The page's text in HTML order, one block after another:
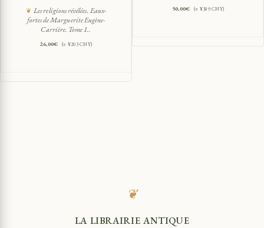
Les religions révélées. Eaux-
fortes de Marguerite Eugène-
Carrière. Tome 1..
26,00€ (≈ ¥203 CNY)
50,00€ (≈ ¥389 CNY)
❦
LA LIBRAIRIE ANTIQUE